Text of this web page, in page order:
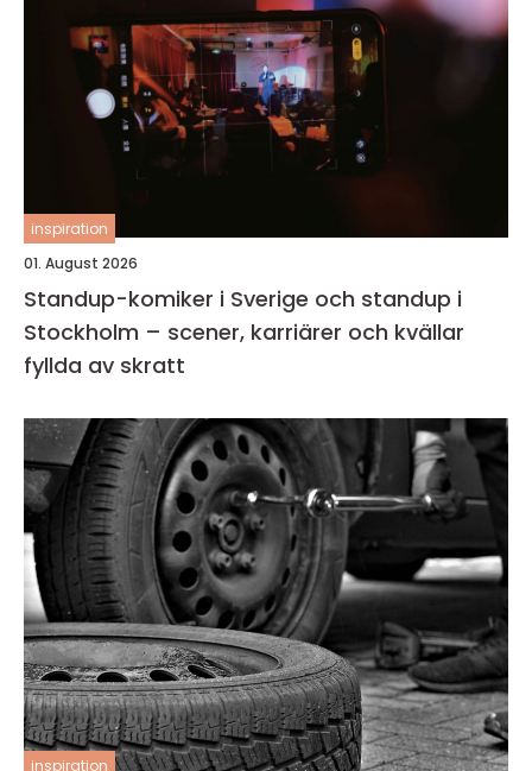
inspiration
01. August 2026
Standup-komiker i Sverige och standup i
Stockholm – scener, karriärer och kvällar
fyllda av skratt
inspiration